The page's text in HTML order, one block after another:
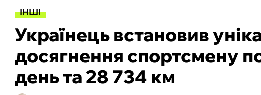
ІНШІ
Українець встановив
досягнення спортсмену
день та 28 734 км